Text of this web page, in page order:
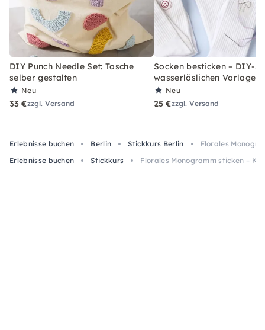
DIY Punch Needle Set: Tasche
selber gestalten
Neu
33 €zzgl. Versand
Socken besticken – DIY-
wasserlöslichen Vorlagen
Neu
25 €zzgl. Versand
Erlebnisse buchen Berlin Stickkurs Berlin
Florales
Erlebnisse buchen
Stickkurs Florales Monogramm sticken –